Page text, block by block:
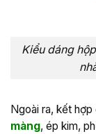
Kiểu dáng
Ngoài ra, kết
màng, ép kim,